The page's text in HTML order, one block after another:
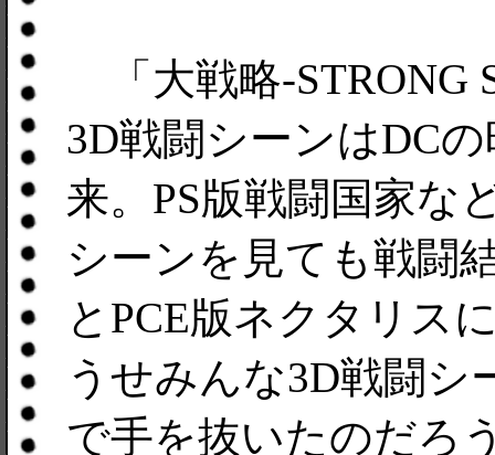
「大戦略-STRONG
3D戦闘シーンはDC
来。PS版戦闘国家な
シーンを見ても戦闘
とPCE版ネクタリ
うせみんな3D戦闘シ
で手を抜いたのだろ